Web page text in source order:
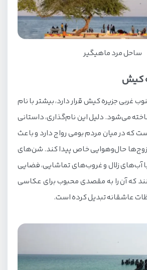
ساحل مرد ماهیگیر
غربی جزیره کیش قرار دارد، بیشتر با نام
می‌شود. دلیل این نام‌گذاری، داستانی
که در میان مردم بومی رواج دارد و باعث
حال‌وهوایی خاص پیدا کند. شن‌های
آب‌های زلال و غروب‌های تماشایی، فضایی
که آن را به مقصدی محبوب برای عکاسی
عاشقانه تبدیل کرده است.